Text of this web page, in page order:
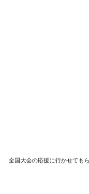
全国大会の応援に行かせてもら